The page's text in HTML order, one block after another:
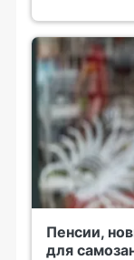
Пенсии,
для